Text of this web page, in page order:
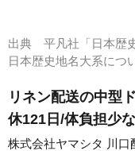
出典 平凡社「日本歴
日本歴史地名大系に
リネン配送の中型
休121日/体負担少
株式会社ヤマシタ 川口